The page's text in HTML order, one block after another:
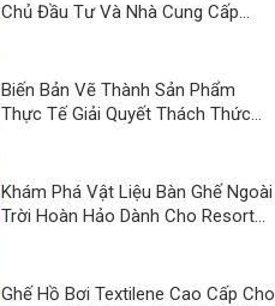
Chủ Đầu Tư Và Nhà Cung Cấp
Biến Bản Vẽ Thành Sản Phẩm
Thực Tế Giải Quyết Thách Thức
Khám Phá Vật Liệu Bàn Ghế Ngoài
Trời Hoàn Hảo Dành Cho Resort
Ghế Hồ Bơi Textilene Cao Cấp Cho